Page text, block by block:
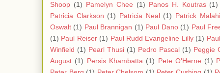
Shoop (1) Pamelyn Chee (1) Panos H. Koutras (1)
Patricia Clarkson (1) Patricia Neal (1) Patrick
Oswalt (1) Paul Brannigan (1) Paul Dano (1) Paul
(1) Paul Reiser (1) Paul Rudd Evangeline Lilly (1)
Winfield (1) Pearl Thusi (1) Pedro Pascal (1) Peggie
August (1) Persis Khambatta (1) Pete O'Herne (1)